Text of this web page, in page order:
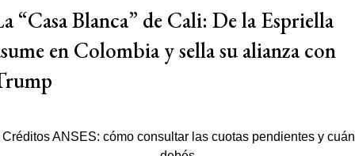
“Casa Blanca” de Cali: De la Espriella
en Colombia y sella su alianza con